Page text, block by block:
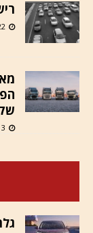
22
3 באוקטובר 2022